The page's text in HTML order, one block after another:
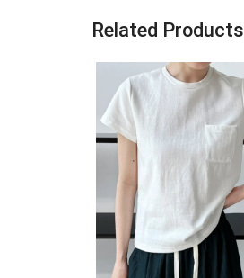
Related Products